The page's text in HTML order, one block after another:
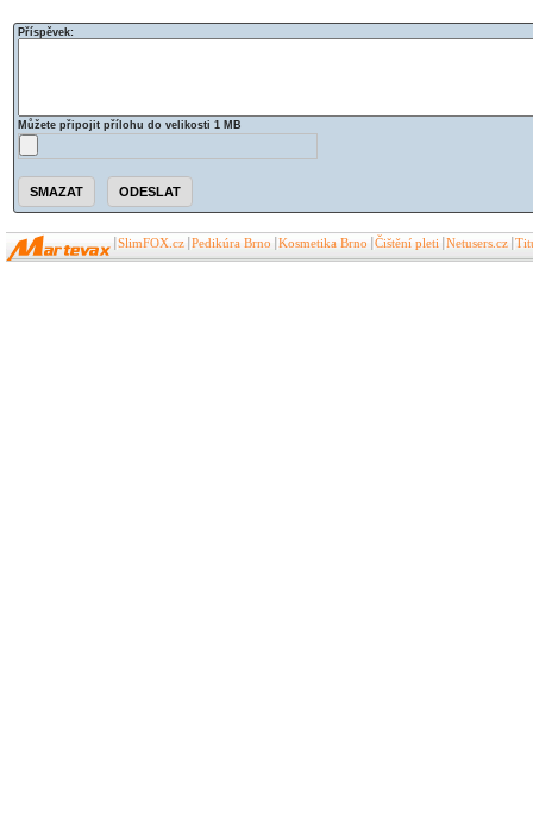
Příspěvek:
Můžete připojit přílohu do velikosti 1 MB
SlimFOX.cz Pedikúra Brno Kosmetika Brno Čištění pleti Netusers.cz